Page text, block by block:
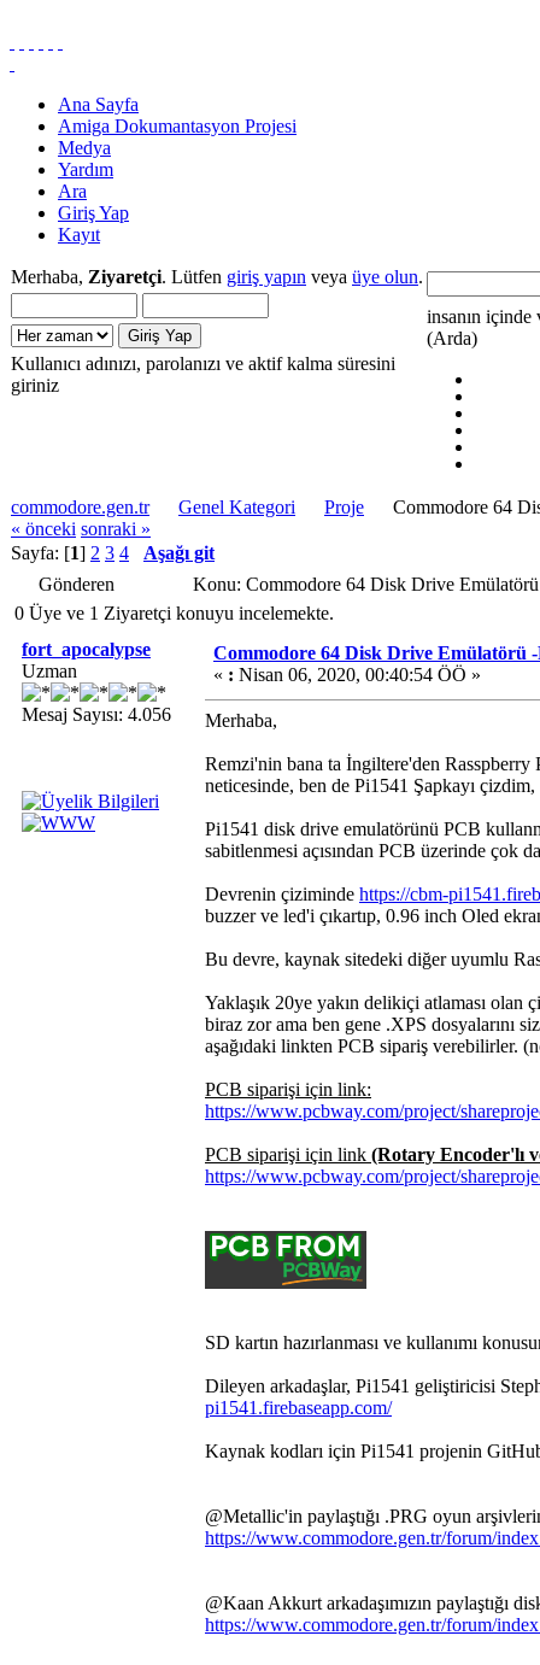
Ana Sayfa
Amiga Dokumantasyon Projesi
Medya
Yardım
Ara
Giriş Yap
Kayıt
Merhaba, Ziyaretçi. Lütfen giriş yapın veya üye olun.
Kullanıcı adınızı, parolanızı ve aktif kalma süresini
giriniz
insanın içinde
(Arda)
commodore.gen.tr Genel Kategori Proje
Commodore 64
« önceki sonraki »
Sayfa: [1] 2 3 4
Aşağı git
Gönderen
Konu: Commodore 64 Disk Drive
0 Üye ve 1 Ziyaretçi konuyu incelemekte.
fort_apocalypse
Uzman
Mesaj Sayısı: 4.056
Commodore 64 Disk Drive Emülatörü
« : Nisan 06, 2020, 00:40:54 ÖÖ »
Merhaba,
Remzi'nin bana ta İngiltere'den
neticesinde, ben de Pi1541 Şapkayı çizdim,
Pi1541 disk drive emulatörünü PCB
sabitlenmesi açısından PCB üzerinde çok
Devrenin çiziminde https://cbm-
buzzer ve led'i çıkartıp, 0.96 inch Oled
Bu devre, kaynak sitedeki diğer uyumlu
Yaklaşık 20ye yakın delikiçi atlaması
biraz zor ama ben gene .XPS dosyalarını
aşağıdaki linkten PCB sipariş verebilirler.
PCB siparişi için link:
https://www.pcbway.com/project/
PCB siparişi için link (Rotary Encoder'lı
https://www.pcbway.com/project/
SD kartın hazırlanması ve kullanımı
Dileyen arkadaşlar, Pi1541 geliştiricisi
pi1541.firebaseapp.com/
Kaynak kodları için Pi1541 projenin
@Metallic'in paylaştığı .PRG oyun
https://www.commodore.gen.tr/forum/
@Kaan Akkurt arkadaşımızın paylaştığı
https://www.commodore.gen.tr/forum/